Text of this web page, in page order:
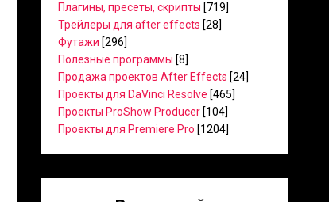
Плагины, пресеты, скрипты [719]
Трейлеры для after effects [28]
Футажи [296]
Полезные программы [8]
Продажа проектов After Effects [24]
Проекты для DaVinci Resolve [465]
Проекты ProShow Producer [104]
Проекты для Premiere Pro [1204]